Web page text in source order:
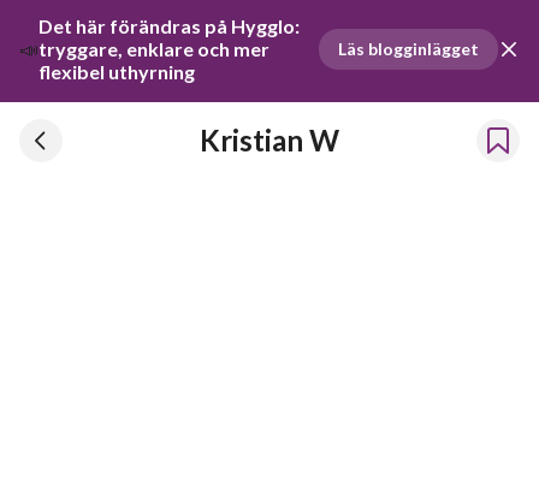
📣
Det här förändras på Hygglo:
tryggare, enklare och mer
flexibel uthyrning
Läs blogginlägget
Kristian W